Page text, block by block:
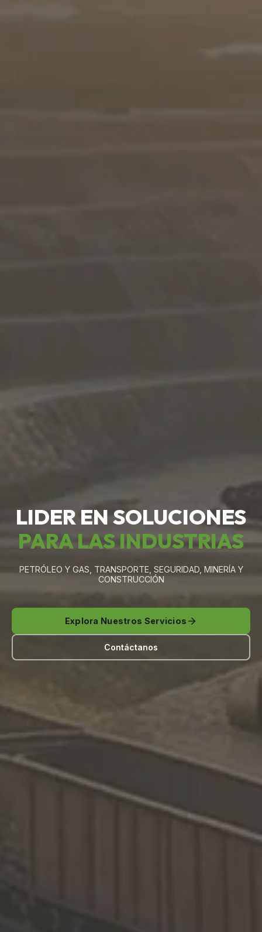
LIDER EN SOLUCIONES
PARA LAS INDUSTRIAS
PETRÓLEO Y GAS, TRANSPORTE, SEGURIDAD, MINERÍA Y
CONSTRUCCIÓN
Explora Nuestros Servicios
Contáctanos